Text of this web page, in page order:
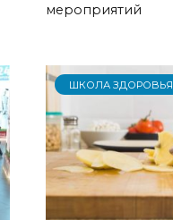
мероприятий
ШКОЛА ЗДОРОВЬЯ